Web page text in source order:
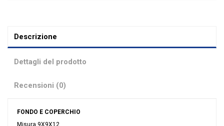
Descrizione
Dettagli del prodotto
Recensioni (0)
FONDO E COPERCHIO
Misura 9X9X12